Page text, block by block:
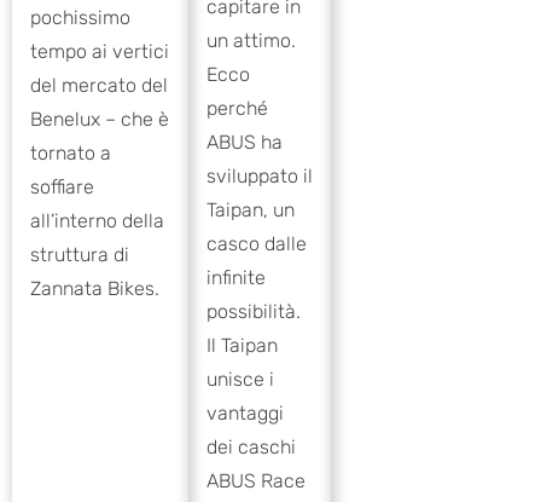
pochissimo
tempo ai vertici
del mercato del
Benelux – che è
tornato a
soffiare
all’interno della
struttura di
Zannata Bikes.
capitare in
un attimo.
Ecco
perché
ABUS ha
sviluppato il
Taipan, un
casco dalle
infinite
possibilità.
Il Taipan
unisce i
vantaggi
dei caschi
ABUS Race